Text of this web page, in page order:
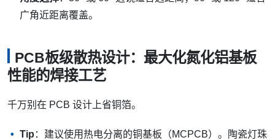
广角近距离覆盖。
PCB板级散热设计：最大化氮化铝基板
性能的焊接工艺
千万别在 PCB 设计上省铜箔。
Tip ：建议使用热电分离的铜基板（MCPCB）。陶瓷灯珠